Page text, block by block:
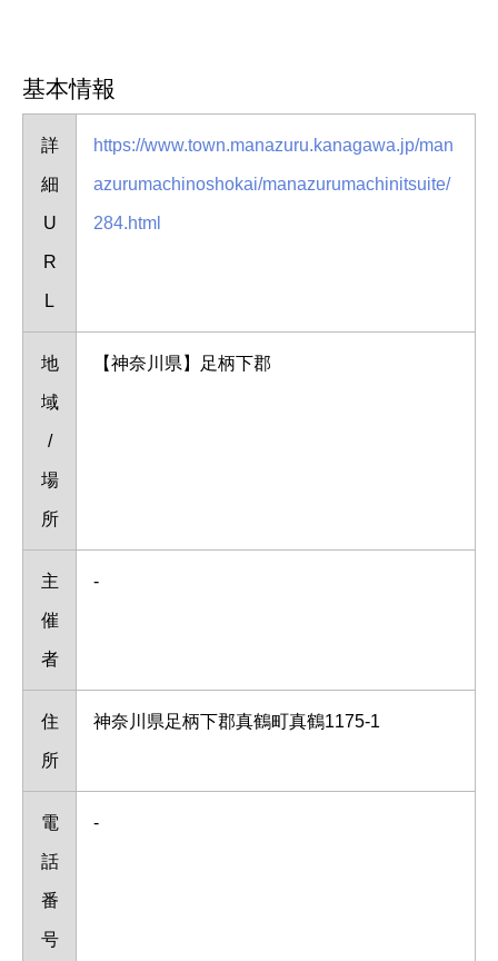
基本情報
詳
細
U
R
L
https://www.town.manazuru.kanagawa.jp/man
azurumachinoshokai/manazurumachinitsuite/
284.html
地
域
/
場
所
【神奈川県】足柄下郡
主
催
者
-
住
所
神奈川県足柄下郡真鶴町真鶴1175-1
電
話
番
号
-